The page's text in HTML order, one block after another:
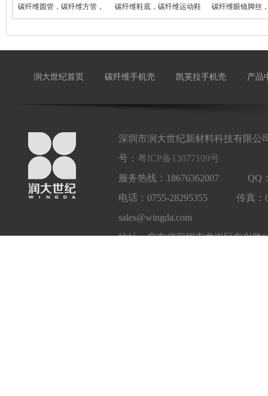
碳纤维圆管，碳纤维方管，
碳
碳纤维鞋底，碳纤维运动鞋
登
碳纤维眼镜脚丝
镜
润大世纪首页 碳纤维手机壳 凯芙拉手机壳 产品
深圳市润大世纪新材料科技有限
号： 粤ICP备13077109号
服务热线：18676362007 QQ
电话：0755-28295355 传真
sales@wingda.com
地址：广东省深圳市龙岗区东兴路